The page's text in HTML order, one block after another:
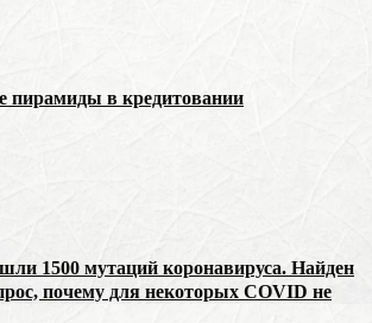
пирамиды в кредитовании
1500 мутаций коронавируса. Найден
почему для некоторых COVID не